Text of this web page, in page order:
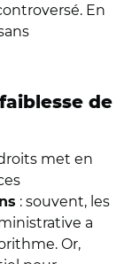
En
faiblesse de
met en
: souvent, les
a
Or,